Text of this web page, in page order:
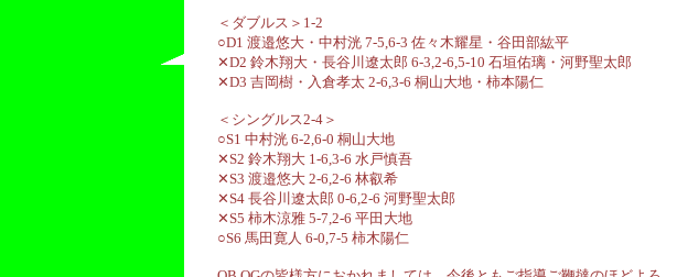
＜ダブルス＞1-2
○D1 渡邉悠大・中村洸 7-5,6-3 佐々木耀星・谷田部紘平
‪✕‬D2 鈴木翔大・長谷川遼太郎 6-3,2-6,5-10 石垣佑璃・河野聖太郎
‪✕‬D3 吉岡樹・入倉孝太 2-6,3-6 桐山大地・柿本陽仁
＜シングルス2-4＞
○S1 中村洸 6-2,6-0 桐山大地
‪✕‬S2 鈴木翔大 1-6,3-6 水戸慎吾
‪✕‬S3 渡邉悠大 2-6,2-6 林叡希
‪✕‬S4 長谷川遼太郎 0-6,2-6 河野聖太郎
‪✕‬S5 柿木涼雅 5-7,2-6 平田大地
○S6 馬田寛人 6-0,7-5 柿木陽仁